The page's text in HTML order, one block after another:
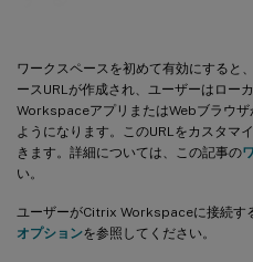
ワークスペースを初めて有効にする
ースURLが作成され、ユーザーはロー
WorkspaceアプリまたはWebブラウ
ようになります。このURLをカスタマ
きます。詳細については、この記事の
い。
ユーザーがCitrix Workspaceに接続す
オプションを参照してください。